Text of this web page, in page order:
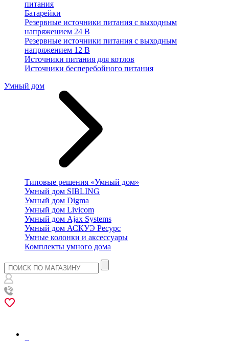
питания
Батарейки
Резервные источники питания с выходным
напряжением 24 В
Резервные источники питания с выходным
напряжением 12 В
Источники питания для котлов
Источники бесперебойного питания
Умный дом
Типовые решения «Умный дом»
Умный дом SIBLING
Умный дом Digma
Умный дом Livicom
Умный дом Ajax Systems
Умный дом АСКУЭ Ресурс
Умные колонки и аксессуары
Комплекты умного дома